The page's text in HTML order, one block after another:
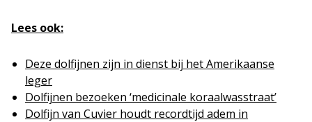
Lees ook:
Deze dolfijnen zijn in dienst bij het Amerikaanse
leger
Dolfijnen bezoeken ‘medicinale koraalwasstraat’
Dolfijn van Cuvier houdt recordtijd adem in